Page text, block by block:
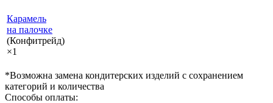
Карамель
на палочке
(Конфитрейд)
×1
*Возможна замена кондитерских изделий с сохранением
категорий и количества
Способы оплаты: